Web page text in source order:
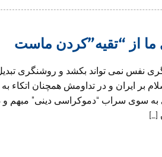
از “تقيه”كردن ماست
نفس نمى تواند بكشد و روشنگرى
بر ايران و در تداومش همچنان اتكاء
سوى سراب “دموكراسى دينى” مبهم و
[…]